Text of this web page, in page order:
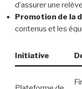
d’assurer une
Promotion de la
contenus et les
Initiative